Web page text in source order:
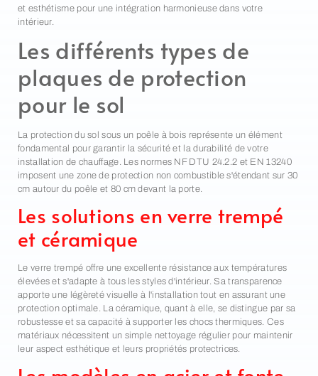
et esthétisme pour une intégration harmonieuse dans votre
intérieur.
Les différents types de
plaques de protection
pour le sol
La protection du sol sous un poêle à bois représente un élément
fondamental pour garantir la sécurité et la durabilité de votre
installation de chauffage. Les normes NF DTU 24.2.2 et EN 13240
imposent une zone de protection non combustible s'étendant sur 30
cm autour du poêle et 80 cm devant la porte.
Les solutions en verre trempé
et céramique
Le verre trempé offre une excellente résistance aux températures
élevées et s'adapte à tous les styles d'intérieur. Sa transparence
apporte une légèreté visuelle à l'installation tout en assurant une
protection optimale. La céramique, quant à elle, se distingue par sa
robustesse et sa capacité à supporter les chocs thermiques. Ces
matériaux nécessitent un simple nettoyage régulier pour maintenir
leur aspect esthétique et leurs propriétés protectrices.